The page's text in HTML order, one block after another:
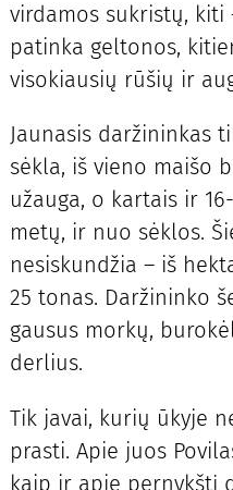
virdamos sukristų, kiti
patinka geltonos,
visokiausių rūšių ir
Jaunasis daržininkas
sėkla, iš vieno maišo
užauga, o kartais ir
metų, ir nuo sėklos.
nesiskundžia – iš
25 tonas. Daržininko
gausus morkų,
derlius.
Tik javai, kurių ūkyje
prasti. Apie juos
kaip ir apie pernykštį